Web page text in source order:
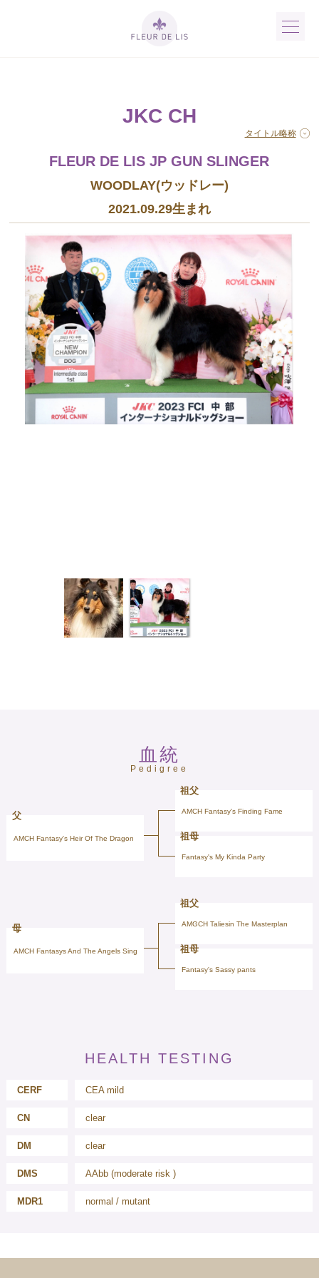
JKC CH
タイトル略称
FLEUR DE LIS JP GUN SLINGER
WOODLAY(ウッドレー)
2021.09.29生まれ
血統
Pedigree
父
AMCH Fantasy's Heir Of The Dragon
祖父
AMCH Fantasy's Finding Fame
祖母
Fantasy's My Kinda Party
母
AMCH Fantasys And The Angels Sing
祖父
AMGCH Taliesin The Masterplan
祖母
Fantasy's Sassy pants
HEALTH TESTING
CERF CEA mild
CN clear
DM clear
DMS AAbb (moderate risk )
MDR1 normal / mutant